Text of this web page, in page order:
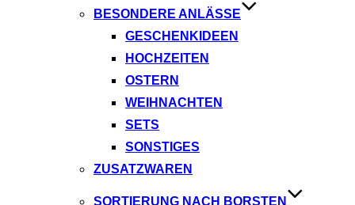
BESONDERE ANLÄSSE
GESCHENKIDEEN
HOCHZEITEN
OSTERN
WEIHNACHTEN
SETS
SONSTIGES
ZUSATZWAREN
SORTIERUNG NACH BORSTEN